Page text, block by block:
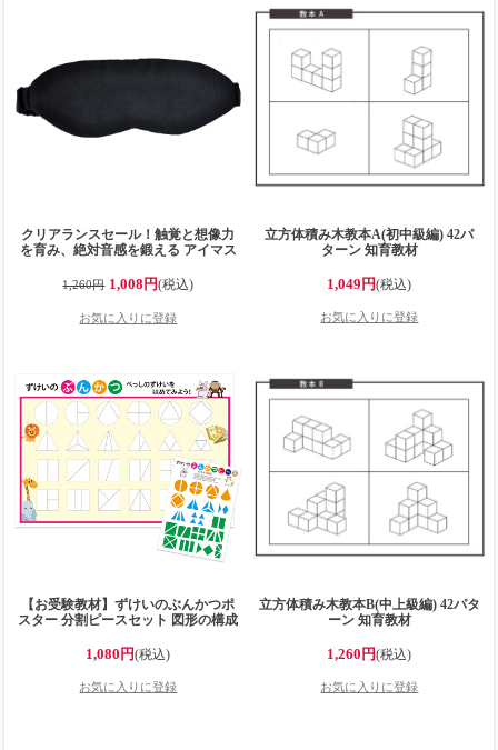
クリアランスセール！触覚と想像力
を育み、絶対音感を鍛える アイマス
子供目隠し 五感を発達させるモンテ
ッソーリ教育に
1,260円 1,008円(税込)
立方体積み木教本A(初中級編) 42パ
ターン 知育教材
1,049円(税込)
【お受験教材】ずけいのぶんかつポ
スター 分割ピースセット 図形の構成
(728x515mm)の学習ポスター 工作で
学習 小学校受験 小学校受験準備 知
育玩具 日本製で安心安全 工作ポスタ
ー 小学校受験問題に対応 【工作して
1,080円(税込)
立方体積み木教本B(中上級編) 42パタ
ーン 知育教材
1,260円(税込)